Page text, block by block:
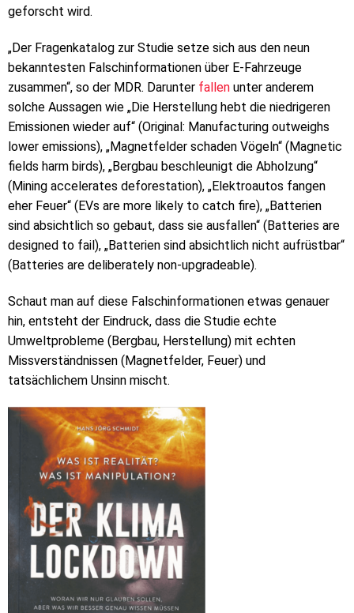
geforscht wird.
„Der Fragenkatalog zur Studie setze sich aus den neun
bekanntesten Falschinformationen über E-Fahrzeuge
zusammen“, so der MDR. Darunter fallen unter anderem
solche Aussagen wie „Die Herstellung hebt die niedrigeren
Emissionen wieder auf“ (Original: Manufacturing outweighs
lower emissions), „Magnetfelder schaden Vögeln“ (Magnetic
fields harm birds), „Bergbau beschleunigt die Abholzung“
(Mining accelerates deforestation), „Elektroautos fangen
eher Feuer“ (EVs are more likely to catch fire), „Batterien
sind absichtlich so gebaut, dass sie ausfallen“ (Batteries are
designed to fail), „Batterien sind absichtlich nicht aufrüstbar“
(Batteries are deliberately non-upgradeable).
Schaut man auf diese Falschinformationen etwas genauer
hin, entsteht der Eindruck, dass die Studie echte
Umweltprobleme (Bergbau, Herstellung) mit echten
Missverständnissen (Magnetfelder, Feuer) und
tatsächlichem Unsinn mischt.